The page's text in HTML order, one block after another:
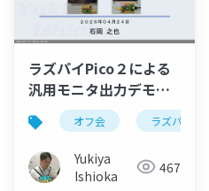
ラズパイPico２による
汎用モニタ出力デモ機
の紹介 オフ会 ラズパイpico
Yukiya
Ishioka
467